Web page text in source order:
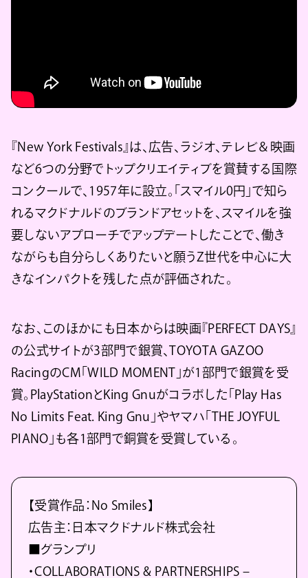
『New York Festivals』は、広告、ラジオ、テレビ＆映画
など6つの分野でトップクリエイティブを賞賛する国際
コンクールで、1957年に設立。「スマイル0円」で知ら
れるマクドナルドのブランドアセットを、スマイルを強
要しないアプローチでアップデートしたことで、働き
ながらも自分らしくありたいと願うZ世代を中心に大
きなインパクトを残した点が評価された。
なお、このほかにも日本からは映画『PERFECT DAYS』
の公式サイトが3部門で銀賞、TOYOTA GAZOO
RacingのCM「WILD MOMENT」が1部門で銀賞を受
賞。PlayStationとKing Gnuがコラボした「Play Has
No Limits Feat. King Gnu」やヤマハ「THE JOYFUL
PIANO」も各1部門で銅賞を受賞している。
【受賞作品：No Smiles】
広告主：日本マクドナルド株式会社
■グランプリ
・COLLABORATIONS & PARTNERSHIPS –